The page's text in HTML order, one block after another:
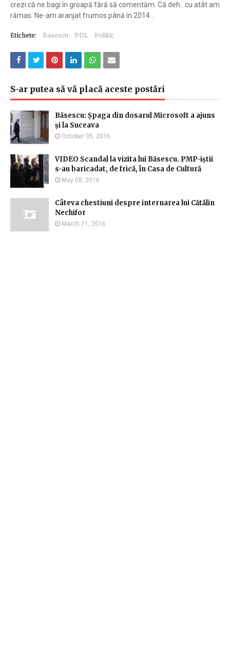
crezi că ne bagi în groapă fără să comentăm. Că deh.. cu atât am
rămas. Ne-am aranjat frumos până în 2014...
Etichete: Basescu PDL Politic
S-ar putea să vă placă aceste postări
Băsescu: Șpaga din dosarul Microsoft a ajuns
și la Suceava
October 05, 2016
VIDEO Scandal la vizita lui Băsescu. PMP-iștii
s-au baricadat, de frică, în Casa de Cultură
May 08, 2016
Câteva chestiuni despre internarea lui Cătălin
Nechifor
March 11, 2016